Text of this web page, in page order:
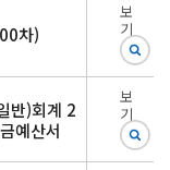
차)
보
기
반)회계 2
예산서
보
기